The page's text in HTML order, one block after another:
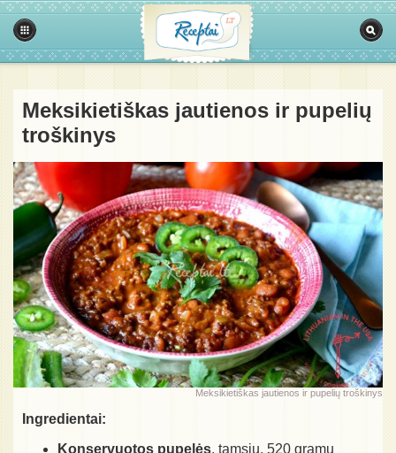
Meksikietiškas jautienos ir pupelių
troškinys
Meksikietiškas jautienos ir pupelių troškinys
Ingredientai:
Konservuotos pupelės, tamsių, 520 gramų